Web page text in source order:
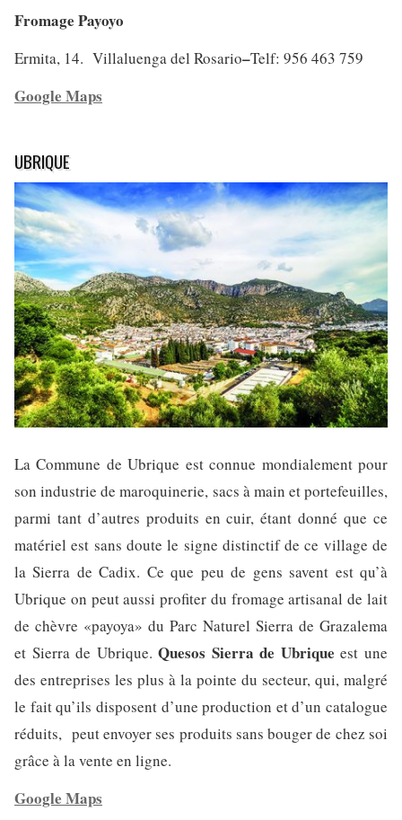
Fromage Payoyo
Ermita, 14. Villaluenga del Rosario–Telf: 956 463 759
Google Maps
UBRIQUE
La Commune de Ubrique est connue mondialement pour
son industrie de maroquinerie, sacs à main et portefeuilles,
parmi tant d’autres produits en cuir, étant donné que ce
matériel est sans doute le signe distinctif de ce village de
la Sierra de Cadix. Ce que peu de gens savent est qu’à
Ubrique on peut aussi profiter du fromage artisanal de lait
de chèvre «payoya» du Parc Naturel Sierra de Grazalema
et Sierra de Ubrique.Quesos Sierra de Ubriqueest une
des entreprises les plus à la pointe du secteur, qui, malgré
le fait qu’ils disposent d’une production et d’un catalogue
réduits, peut envoyer ses produits sans bouger de chez soi
grâce à la vente en ligne.
Google Maps